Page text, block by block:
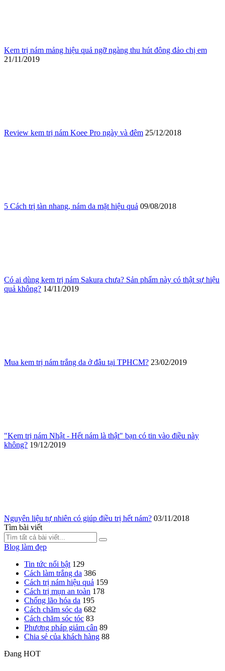
Kem trị nám mảng hiệu quả ngỡ ngàng thu hút đông đảo chị em
21/11/2019
Review kem trị nám Koee Pro ngày và đêm 25/12/2018
5 Cách trị tàn nhang, nám da mặt hiệu quả 09/08/2018
Có ai dùng kem trị nám Sakura chưa? Sản phẩm này có thật sự hiệu
quả không? 14/11/2019
Mua kem trị nám trắng da ở đâu tại TPHCM? 23/02/2019
"Kem trị nám Nhật - Hết nám là thật" bạn có tin vào điều này
không? 19/12/2019
Nguyên liệu tự nhiên có giúp điều trị hết nám? 03/11/2018
Tìm bài viết
Blog làm đẹp
Tin tức nổi bật 129
Cách làm trắng da 386
Cách trị nám hiệu quả 159
Cách trị mụn an toàn 178
Chống lão hóa da 195
Cách chăm sóc da 682
Cách chăm sóc tóc 83
Phương pháp giảm cân 89
Chia sẻ của khách hàng 88
Đang HOT